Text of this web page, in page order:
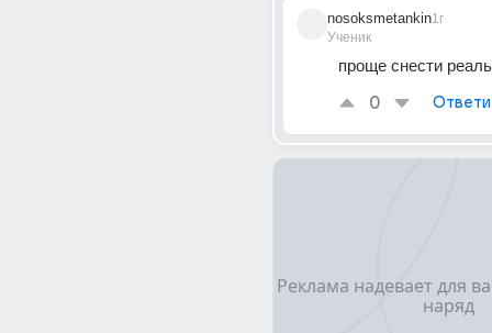
nosoksmetankin
Ученик
1г
проще снести
0